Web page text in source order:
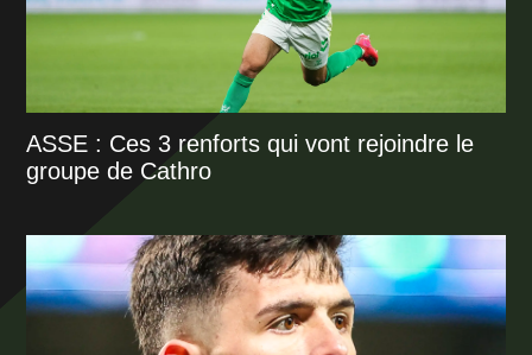
ASSE : Ces 3 renforts qui vont rejoindre le
groupe de Cathro